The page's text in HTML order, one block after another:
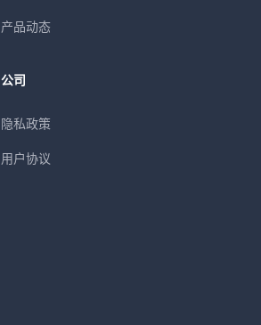
产品动态
公司
隐私政策
用户协议